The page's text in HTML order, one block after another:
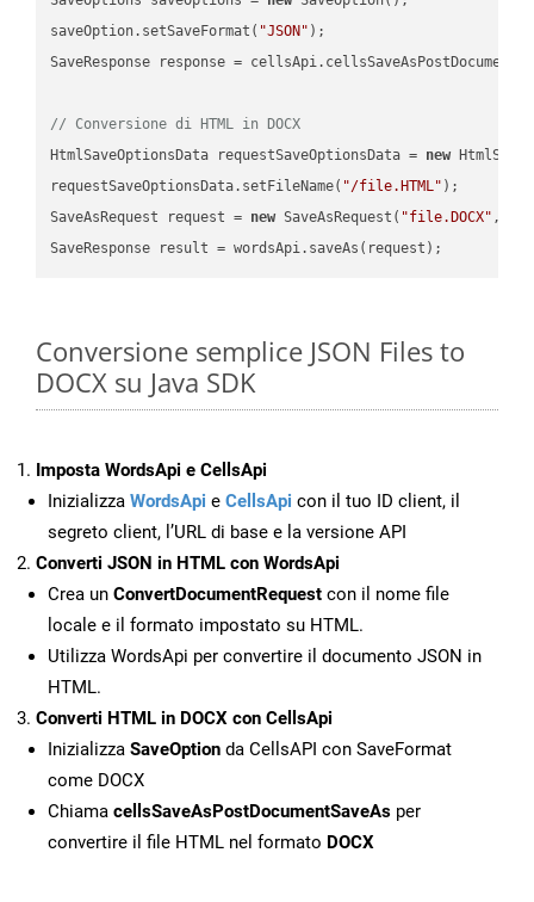
saveOption.setSaveFormat( "JSON" );
SaveResponse response =
// Conversione di HTML in DOCX
HtmlSaveOptionsData requestSaveOptionsData = new
requestSaveOptionsData.setFileName( "/file.HTML" );
SaveAsRequest request = new SaveAsRequest( "file.DOCX"
Conversione semplice JSON Files to
DOCX su Java SDK
Imposta WordsApi e CellsApi
Inizializza WordsApi e CellsApi con il tuo ID client, il
segreto client, l’URL di base e la versione API
Converti JSON in HTML con WordsApi
Crea un ConvertDocumentRequest con il nome file
locale e il formato impostato su HTML.
Utilizza WordsApi per convertire il documento JSON in
HTML.
Converti HTML in DOCX con CellsApi
Inizializza SaveOption da CellsAPI con SaveFormat
come DOCX
Chiama cellsSaveAsPostDocumentSaveAs per
convertire il file HTML nel formato DOCX